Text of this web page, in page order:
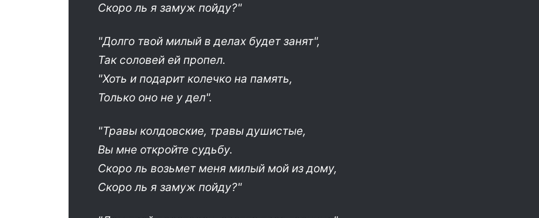
Скоро ль я замуж пойду?"
"Долго твой милый в делах будет занят",
Так соловей ей пропел.
"Хоть и подарит колечко на память,
Только оно не у дел".
"Травы колдовские, травы душистые,
Вы мне откройте судьбу.
Скоро ль возьмет меня милый мой из дому,
Скоро ль я замуж пойду?"